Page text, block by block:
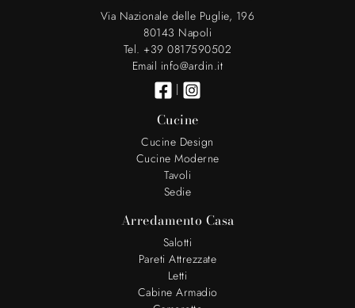
Via Nazionale delle Puglie, 196
80143 Napoli
Tel. +39 0817590502
Email info@ardin.it
|
Cucine
Cucine Design
Cucine Moderne
Tavoli
Sedie
Arredamento Casa
Salotti
Pareti Attrezzate
Letti
Cabine Armadio